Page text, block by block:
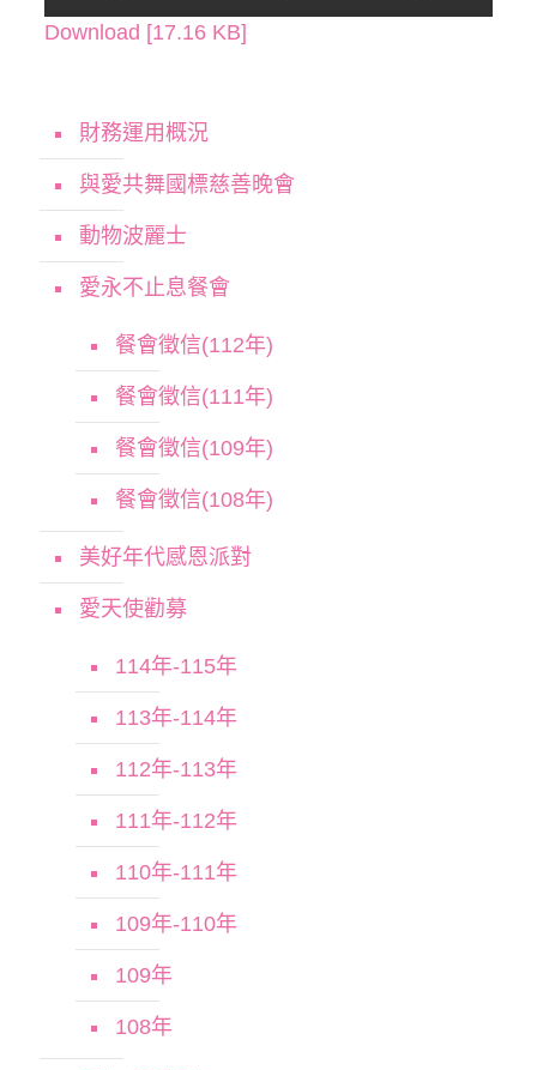
Download [17.16 KB]
財務運用概況
與愛共舞國標慈善晚會
動物波麗士
愛永不止息餐會
餐會徵信(112年)
餐會徵信(111年)
餐會徵信(109年)
餐會徵信(108年)
美好年代感恩派對
愛天使勸募
114年-115年
113年-114年
112年-113年
111年-112年
110年-111年
109年-110年
109年
108年